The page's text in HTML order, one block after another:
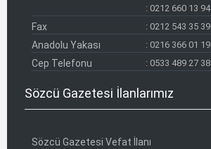
: 0212 660 13 94
Fax : 0212 543 35 39
Anadolu Yakası : 0216 366 01 19
Cep Telefonu : 0533 489 27 38
Sözcü Gazetesi İlanlarımız
Sözcü Gazetesi Vefat İlanı